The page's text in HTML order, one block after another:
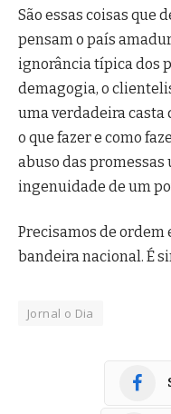
São essas coisas que
pensam o país
ignorância típica dos
demagogia, o
uma verdadeira
o que fazer e como
abuso das promessas
ingenuidade de um
Precisamos de ordem
bandeira nacional. É
Jornal o Dia